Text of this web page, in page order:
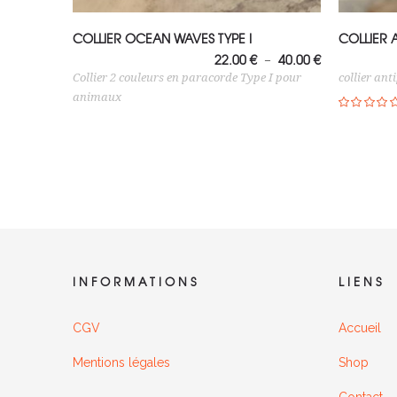
Choix des options
COLLIER OCEAN WAVES TYPE I
22.00€ – 40.00€Plage
de
prix :
22.00 €
Collier 2 couleurs en paracorde Type I pour
animaux
COLLIER
collier
INFORMATIONS
CGV
Mentions légales
LIENS
Accueil
Shop